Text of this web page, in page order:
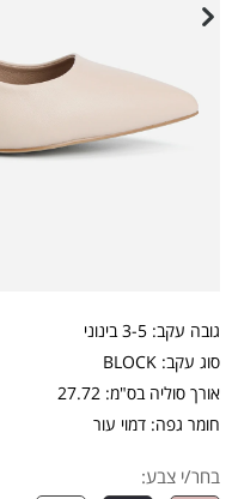
גובה עקב: 3-5 בינוני
סוג עקב: BLOCK
אורך סוליה בס"מ: 27.72
חומר גפה: דמוי עור
בחר/י צבע: